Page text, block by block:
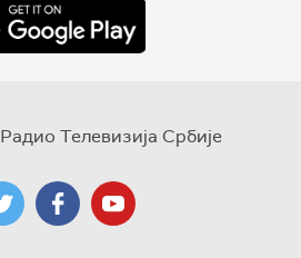
Радио Телевизија Србије